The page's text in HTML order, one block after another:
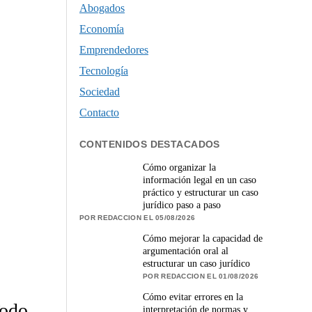
Abogados
Economía
Emprendedores
Tecnología
Sociedad
Contacto
CONTENIDOS DESTACADOS
Cómo organizar la
información legal en un caso
práctico y estructurar un caso
jurídico paso a paso
POR REDACCION EL 05/08/2026
Cómo mejorar la capacidad de
argumentación oral al
estructurar un caso jurídico
POR REDACCION EL 01/08/2026
Cómo evitar errores en la
interpretación de normas y